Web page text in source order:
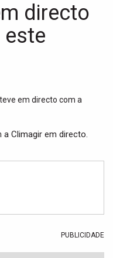
directo
este
a Climagir em directo.
PUBLICIDADE